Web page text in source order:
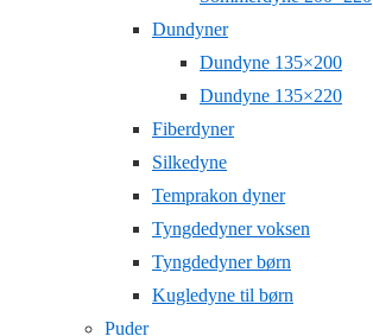
Dundyner
Dundyne 135×200
Dundyne 135×220
Fiberdyner
Silkedyne
Temprakon dyner
Tyngdedyner voksen
Tyngdedyner børn
Kugledyne til børn
Puder